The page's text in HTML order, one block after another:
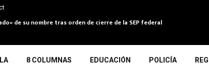
de su nombre tras orden de cierre de la SEP federal
8 COLUMNAS EDUCACIÓN POLICÍA